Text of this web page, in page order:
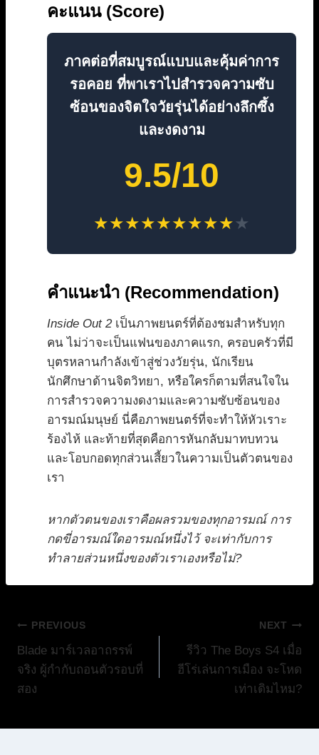
คะแนน (Score)
ภาคต่อที่สมบูรณ์แบบและคุ้มค่าการ
รอคอย ที่พาเราไปสำรวจความซับ
ซ้อนของจิตใจวัยรุ่นได้อย่างลึกซึ้ง
และงดงาม
9.5/10
★★★★★★★★★★
คำแนะนำ (Recommendation)
Inside Out 2เป็นภาพยนตร์ที่ต้องชมสำหรับทุก
คน ไม่ว่าจะเป็นแฟนของภาคแรก, ครอบครัวที่มี
บุตรหลานกำลังเข้าสู่ช่วงวัยรุ่น, นักเรียน
นักศึกษาด้านจิตวิทยา, หรือใครก็ตามที่สนใจใน
การสำรวจความงดงามและความซับซ้อนของ
อารมณ์มนุษย์ นี่คือภาพยนตร์ที่จะทำให้หัวเราะ
ร้องไห้ และท้ายที่สุดคือการหันกลับมาทบทวน
และโอบกอดทุกส่วนเสี้ยวในความเป็นตัวตนของ
เรา
หากตัวตนของเราคือผลรวมของทุกอารมณ์ การ
กดขี่อารมณ์ใดอารมณ์หนึ่งไว้ จะเท่ากับการ
ทำลายส่วนหนึ่งของตัวเราเองหรือไม่?
แนะแนว
เรื่อง
PREVIOUS
Blade มาร์เวลอาถรรพ์
จริง ผู้กำกับถอนตัวรอบที่
สอง
NEXT
รีวิว The Boys S4 เมื่อ
ฮีโร่เล่นการเมือง จะโหด
เท่าเดิมไหม?